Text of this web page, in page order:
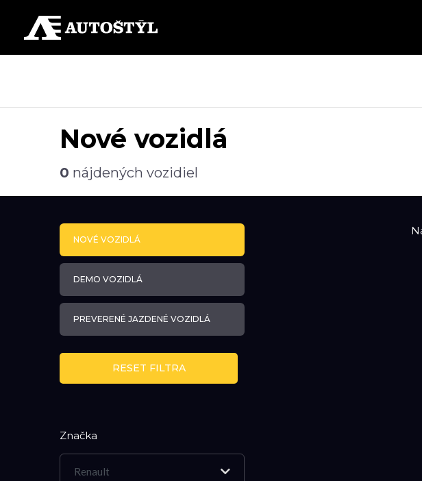
Nové vozidlá
0 nájdených vozidiel
NOVÉ VOZIDLÁ
DEMO VOZIDLÁ
PREVERENÉ JAZDENÉ VOZIDLÁ
RESET FILTRA
Značka
Renault